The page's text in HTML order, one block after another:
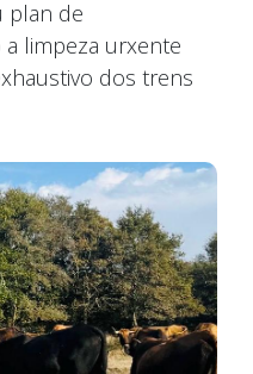
plan de
limpeza urxente
dos trens